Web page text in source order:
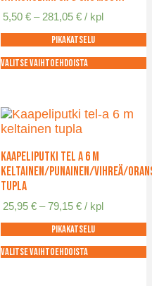
tehdä
valinnat
tuotteen
sivulla.
5,50 € – 281,05 €Hintaluokka:
-
/ kpl
Pikakatselu
Valitse vaihtoehdoista
on
useampi
muunnelma.
Voit
tehdä
valinnat
tuotteen
sivulla.
Kaapeliputki TEL A 6 m
keltainen/punainen/vihreä/
tupla
25,95 € – 79,15 €Hintaluokka:
-
79,15 €
/ kpl
Pikakatselu
Valitse vaihtoehdoista